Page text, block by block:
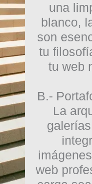
una
blanco,
son
tu
tu web
B.-
La
web